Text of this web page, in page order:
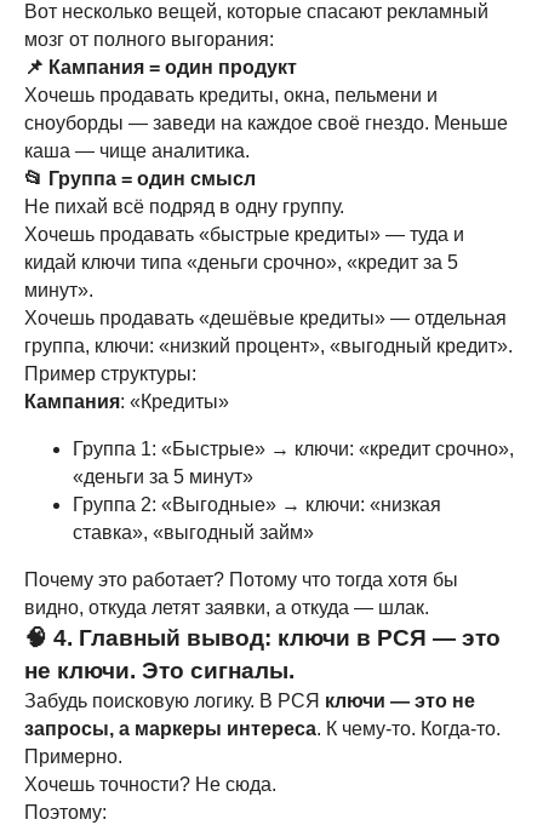
Вот несколько вещей, которые спасают рекламный
мозг от полного выгорания:
📌 Кампания = один продукт
Хочешь продавать кредиты, окна, пельмени и
сноуборды — заведи на каждое своё гнездо. Меньше
каша — чище аналитика.
📂 Группа = один смысл
Не пихай всё подряд в одну группу.
Хочешь продавать «быстрые кредиты» — туда и
кидай ключи типа «деньги срочно», «кредит за 5
минут».
Хочешь продавать «дешёвые кредиты» — отдельная
группа, ключи: «низкий процент», «выгодный кредит».
Пример структуры:
Кампания: «Кредиты»
Группа 1: «Быстрые» → ключи: «кредит срочно»,
«деньги за 5 минут»
Группа 2: «Выгодные» → ключи: «низкая
ставка», «выгодный займ»
Почему это работает? Потому что тогда хотя бы
видно, откуда летят заявки, а откуда — шлак.
🧠 4. Главный вывод: ключи в РСЯ — это
не ключи. Это сигналы.
Забудь поисковую логику. В РСЯ ключи — это не
запросы, а маркеры интереса. К чему-то. Когда-то.
Примерно.
Хочешь точности? Не сюда.
Поэтому:
Услуги:
Контекстная реклама Яндекс.Директ
Таргетированная реклама в Telegram Ads
Продвижение на Авито
Контекстная реклама Google Ads